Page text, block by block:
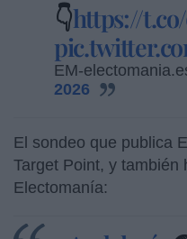
👇https://
EM-
2026
El sondeo que publica
Target Point, y también
Electomanía: